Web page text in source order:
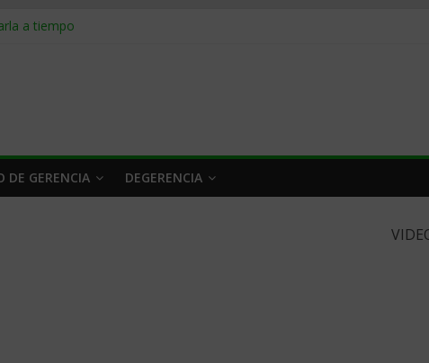
a tiempo
cobrar en 2026
caro
DE GERENCIA DEGERENCIA